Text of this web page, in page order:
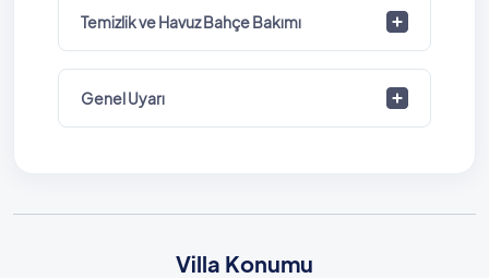
Temizlik ve Havuz Bahçe Bakımı
Genel Uyarı
Villa Konumu